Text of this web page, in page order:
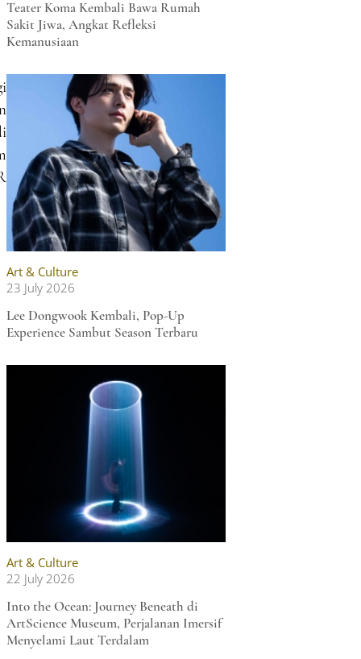
Teater Koma Kembali Bawa Rumah
Sakit Jiwa, Angkat Refleksi
Kemanusiaan
Art & Culture
23 July 2026
Lee Dongwook Kembali, Pop-Up
Experience Sambut Season Terbaru
Art & Culture
22 July 2026
Into the Ocean: Journey Beneath di
ArtScience Museum, Perjalanan Imersif
Menyelami Laut Terdalam